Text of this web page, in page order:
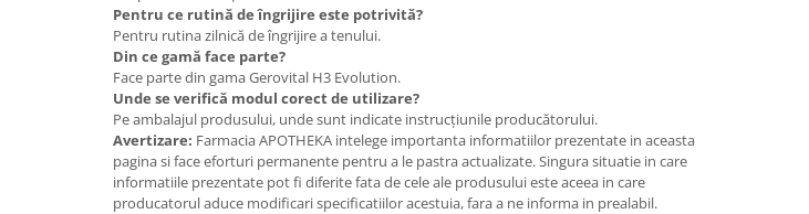
Pentru ce rutină de îngrijire este potrivită?
Pentru rutina zilnică de îngrijire a tenului.
Din ce gamă face parte?
Face parte din gama Gerovital H3 Evolution.
Unde se verifică modul corect de utilizare?
Pe ambalajul produsului, unde sunt indicate instrucțiunile producătorului.
Avertizare: Farmacia APOTHEKA intelege importanta informatiilor prezentate in aceasta
pagina si face eforturi permanente pentru a le pastra actualizate. Singura situatie in care
informatiile prezentate pot fi diferite fata de cele ale produsului este aceea in care
producatorul aduce modificari specificatiilor acestuia, fara a ne informa in prealabil.